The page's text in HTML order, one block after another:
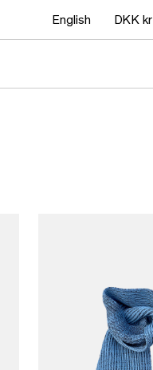
English DKK kr